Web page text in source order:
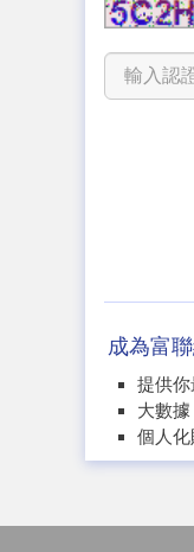
成為富
提供
大數據
個人化